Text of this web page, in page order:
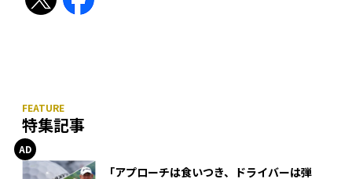
特集記事
「アプローチは食いつき、ドライバーは弾